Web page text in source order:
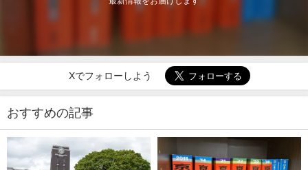
Xでフォローしよう
おすすめの記事